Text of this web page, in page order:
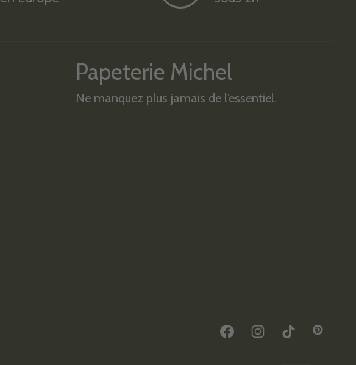
Papeterie Michel
Ne manquez plus jamais de l’essentiel.